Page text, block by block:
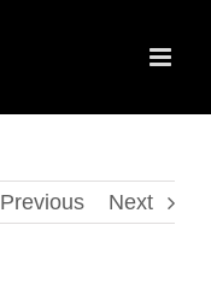
Previous Next